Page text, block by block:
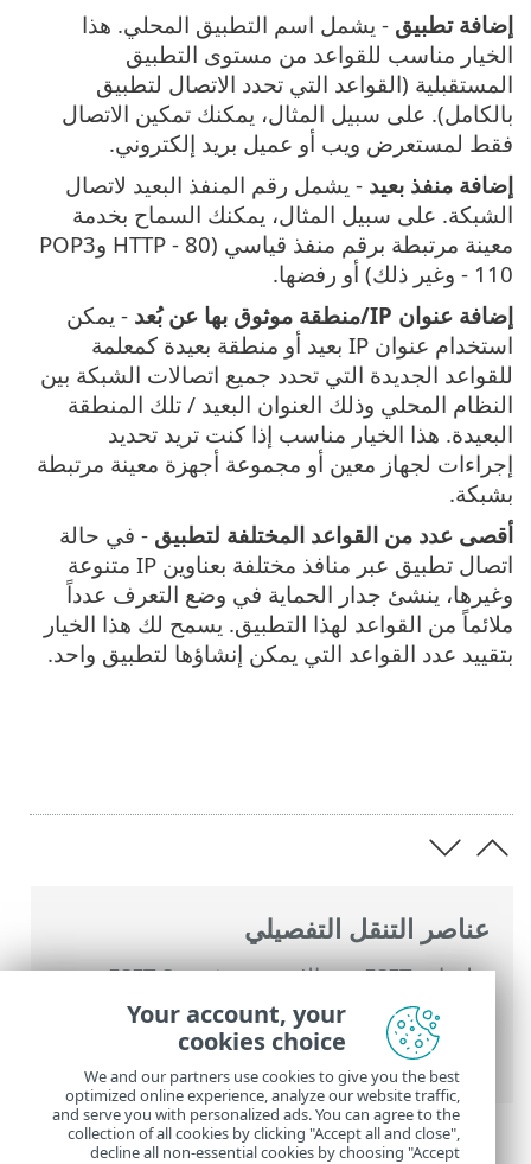
عناصر التنقل التفصيلي
تعليمات ESET عبر الإنترنت >
ESET Smart
Security Premium
>الإعداد المتقدم>
الحماية>حماية الوصول إلى الشبكة
حماية
> وضع التعرف
إضافة تطبيق - يشمل اسم التطبيق المحلي. هذا
الخيار مناسب للقواعد من مستوى التطبيق
المستقبلية (القواعد التي تحدد الاتصال لتطبيق
بالكامل). على سبيل المثال، يمكنك تمكين الاتصال
فقط لمستعرض ويب أو عميل بريد إلكتروني.
إضافة منفذ بعيد - يشمل رقم المنفذ البعيد لاتصال
الشبكة. على سبيل المثال، يمكنك السماح بخدمة
معينة مرتبطة برقم منفذ قياسي (HTTP - 80 وPOP3
- 110 وغير ذلك) أو رفضها.
إضافة عنوان IP/منطقة موثوق بها عن بُعد
- يمكن
استخدام عنوان IP بعيد أو منطقة بعيدة كمعلمة
للقواعد الجديدة التي تحدد جميع اتصالات الشبكة بين
النظام المحلي وذلك العنوان البعيد / تلك المنطقة
البعيدة. هذا الخيار مناسب إذا كنت تريد تحديد
إجراءات لجهاز معين أو مجموعة أجهزة معينة مرتبطة
بشبكة.
أقصى عدد من القواعد المختلفة لتطبيق - في حالة
اتصال تطبيق عبر منافذ مختلفة بعناوين IP متنوعة
وغيرها، ينشئ جدار الحماية في وضع التعرف عدداً
ملائماً من القواعد لهذا التطبيق. يسمح لك هذا الخيار
بتقييد عدد القواعد التي يمكن إنشاؤها لتطبيق واحد.
Your account, your
cookies choice
We and our partners use cookies to give you the best
optimized online experience, analyze our website traffic,
and serve you with personalized ads. You can agree to the
collection of all cookies by clicking "Accept all and close",
decline all non-essential cookies by choosing "Accept